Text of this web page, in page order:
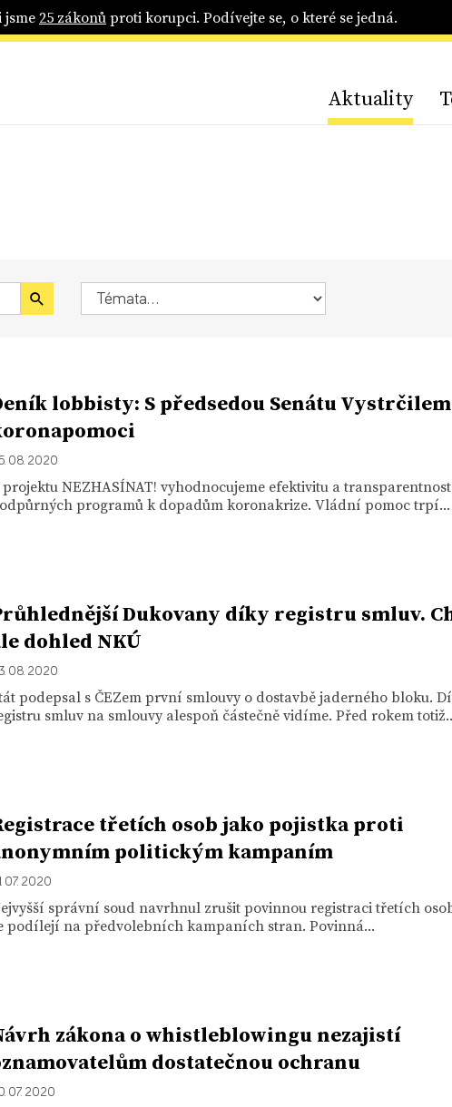
jsme25 zákonůproti korupci. Podívejte se, o které se jedná.
Aktuality
lobbisty: S předsedou Senátu
08. 2020
projektu NEZHASÍNAT! vyhodnocujeme efektivitu a transparentnost
programů k dopadům koronakrize. Vládní pomoc trpí...
Dukovany díky registru smluv.
dohled NKÚ
08. 2020
podepsal s ČEZem první smlouvy o dostavbě jaderného bloku.
smluv na smlouvy alespoň částečně vidíme. Před rokem
třetích osob jako pojistka proti
politickým kampaním
07. 2020
správní soud navrhnul zrušit povinnou registraci třetích
podílejí na předvolebních kampaních stran. Povinná...
zákona o whistleblowingu nezajistí
dostatečnou ochranu
07. 2020